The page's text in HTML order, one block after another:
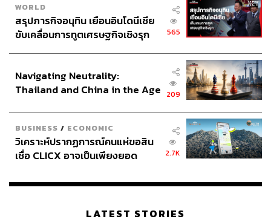
WORLD
สรุปภารกิจอนุทิน เยือนอินโดนีเซีย
ขับเคลื่อนการทูตเศรษฐกิจเชิงรุก
565
Navigating Neutrality:
Thailand and China in the Age
209
BUSINESS / ECONOMIC
วิเคราะห์ปรากฏการณ์คนแห่ขอสิน
เชื่อ CLICX อาจเป็นเพียงยอด
เรือนไทยที่ถูกซุกไว้
2.7K
LATEST STORIES